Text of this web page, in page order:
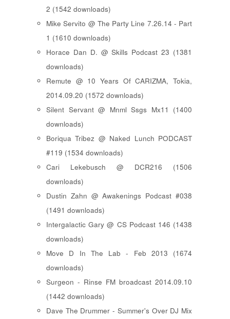
2 (1542 downloads)
Mike Servito @ The Party Line 7.26.14 - Part
1 (1610 downloads)
Horace Dan D. @ Skills Podcast 23 (1381
downloads)
Remute @ 10 Years Of CARIZMA, Tokia,
2014.09.20 (1572 downloads)
Silent Servant @ Mnml Ssgs Mx11 (1400
downloads)
Boriqua Tribez @ Naked Lunch PODCAST
#119 (1534 downloads)
Cari Lekebusch @ DCR216 (1506
downloads)
Dustin Zahn @ Awakenings Podcast #038
(1491 downloads)
Intergalactic Gary @ CS Podcast 146 (1438
downloads)
Move D In The Lab - Feb 2013 (1674
downloads)
Surgeon - Rinse FM broadcast 2014.09.10
(1442 downloads)
Dave The Drummer - Summer's Over DJ Mix